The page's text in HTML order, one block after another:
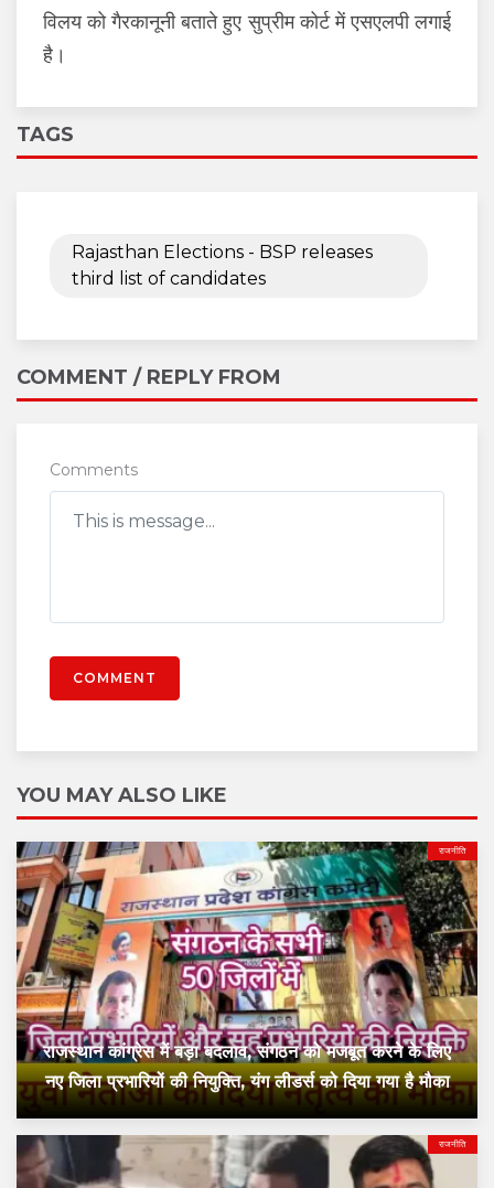
विलय को गैरकानूनी बताते हुए सुप्रीम कोर्ट में एसएलपी लगाई
है।
TAGS
Rajasthan Elections - BSP releases
third list of candidates
COMMENT / REPLY FROM
Comments
COMMENT
YOU MAY ALSO LIKE
राजनीति
राजस्थान कांग्रेस में बड़ा बदलाव, संगठन को मजबूत करने के लिए
नए जिला प्रभारियों की नियुक्ति, यंग लीडर्स को दिया गया है मौका
राजनीति